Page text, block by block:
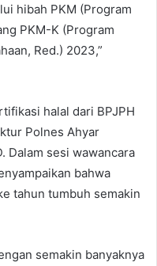
hibah PKM (Program
PKM-K (Program
Red.) 2023,”
halal dari BPJPH
Polnes Ahyar
Dalam sesi wawancara
bahwa
tahun tumbuh semakin
semakin banyaknya